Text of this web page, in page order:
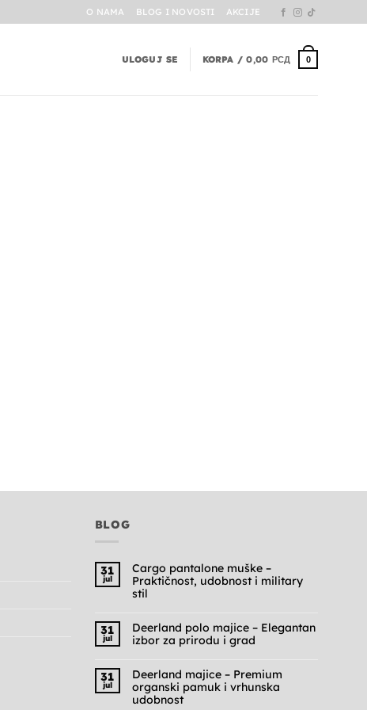
O NAMA BLOG I NOVOSTI AKCIJE
ULOGUJ SE KORPA /0,00 РСД 0
BLOG
31
jul
Cargo pantalone muške –
Praktičnost, udobnost i military
stil
na
Cargo
pantalone
Praktičnost,
udobnost
i
military
stil
31
jul
Deerland polo majice – Elegantan
izbor za prirodu i grad
na
Deerland
polo
majice
–
31
jul
Deerland majice – Premium
organski pamuk i vrhunska
udobnost